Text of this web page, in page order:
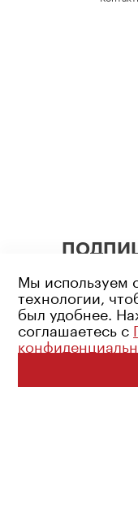
©
Мы используем
технологии,
был удобнее.
соглашаетесь с